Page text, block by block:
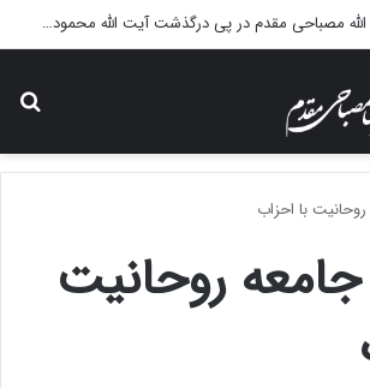
پیام تسلیت آیت الله مصباحی مقدم در پی درگذشت آیت الله محمودی گلپایگانی
با احزاب
روحانیت